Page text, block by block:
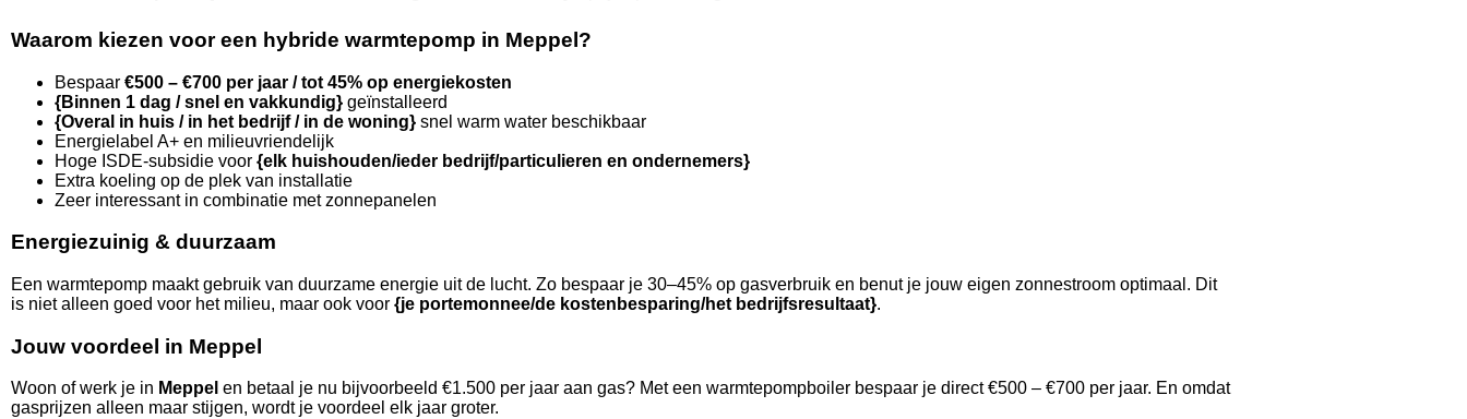
Waarom kiezen voor een hybride warmtepomp in Meppel?
Bespaar €500 – €700 per jaar / tot 45% op energiekosten
{Binnen 1 dag / snel en vakkundig} geïnstalleerd
{Overal in huis / in het bedrijf / in de woning} snel warm water beschikbaar
Energielabel A+ en milieuvriendelijk
Hoge ISDE-subsidie voor {elk huishouden/ieder bedrijf/particulieren en ondernemers}
Extra koeling op de plek van installatie
Zeer interessant in combinatie met zonnepanelen
Energiezuinig & duurzaam
Een warmtepomp maakt gebruik van duurzame energie uit de lucht. Zo bespaar je 30–45% op gasverbruik en benut je jouw eigen zonnestroom optimaal. Dit
is niet alleen goed voor het milieu, maar ook voor {je portemonnee/de kostenbesparing/het bedrijfsresultaat}.
Jouw voordeel in Meppel
Woon of werk je in Meppel en betaal je nu bijvoorbeeld €1.500 per jaar aan gas? Met een warmtepompboiler bespaar je direct €500 – €700 per jaar. En omdat
gasprijzen alleen maar stijgen, wordt je voordeel elk jaar groter.